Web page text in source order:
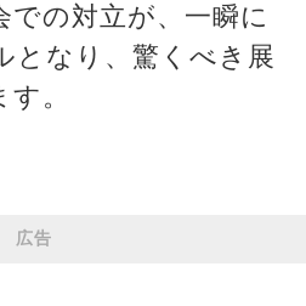
での対立が、一瞬に
となり、驚くべき展
。
広告